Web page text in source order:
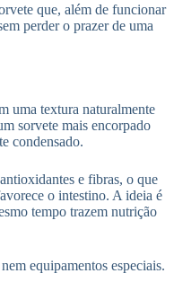
que, além de funcionar
perder o prazer de uma
uma textura naturalmente
sorvete mais encorpado
condensado.
e fibras, o que
o intestino. A ideia é
tempo trazem nutrição
equipamentos especiais.